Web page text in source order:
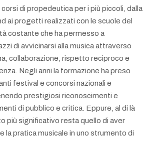
corsi di propedeutica per i più piccoli, dalla
ai progetti realizzati con le scuole del
costante che ha permesso a
di avvicinarsi alla musica attraverso
collaborazione, rispetto reciproco e
Negli anni la formazione ha preso
festival e concorsi nazionali e
prestigiosi riconoscimenti e
di pubblico e critica. Eppure, al di là
più significativo resta quello di aver
la pratica musicale in uno strumento di